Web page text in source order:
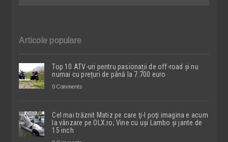
Articole populare
Top 10 ATV-uri pentru pasionații de off-road și nu
numai cu prețuri de până la 7.700 euro
0 Comments
Cel mai trăznit Matiz pe care ţi-l poţi imagina e acum
la vânzare pe OLX.ro; Vine cu uşi Lambo şi jante de
15 inch